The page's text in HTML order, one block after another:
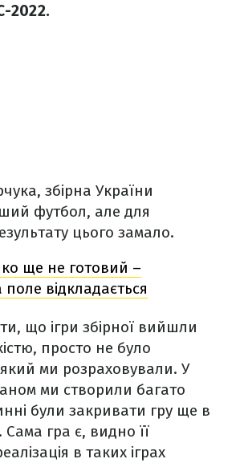
2022.
збірна України
футбол, але для
цього замало.
ще не готовий –
відкладається
що ігри збірної вийшли
просто не було
ми розраховували. У
ми створили багато
були закривати гру ще в
гра є, видно її
в таких іграх